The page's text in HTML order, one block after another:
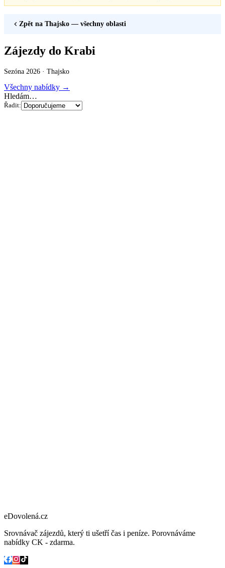
Zpět na Thajsko — všechny oblasti
Zájezdy do Krabi
Sezóna 2026 · Thajsko
Všechny nabídky →
Hledám…
Řadit:
eDovolená.cz
Srovnávač zájezdů, který ti ušetří čas i peníze. Porovnáváme
nabídky CK - zdarma.